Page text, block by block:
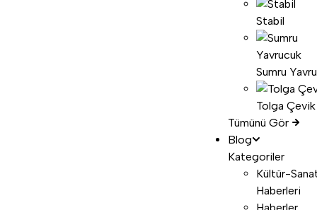
Stabil
Sumru
Tolga Çevik
Tümünü Gör
Blog
Kategoriler
Kültür-
Haberleri